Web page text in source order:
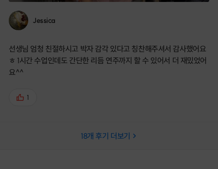
Jessica
선생님 엄청 친절하시고 박자 감각 있다고 칭찬해주셔서 감사했어요
ㅎ 1시간 수업인데도 간단한 리듬 연주까지 할 수 있어서 더 재밌었어
요^^
1
18개 후기 더보기